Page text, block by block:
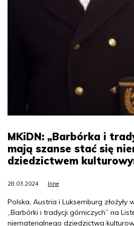
MKiDN: „Barbórka i
mają szanse stać się
dziedzictwem
28.03.2024 Inne
Polska, Austria i Luksemburg złożyły
„Barbórki i tradycji górniczych” na
niematerialnego dziedzictwa